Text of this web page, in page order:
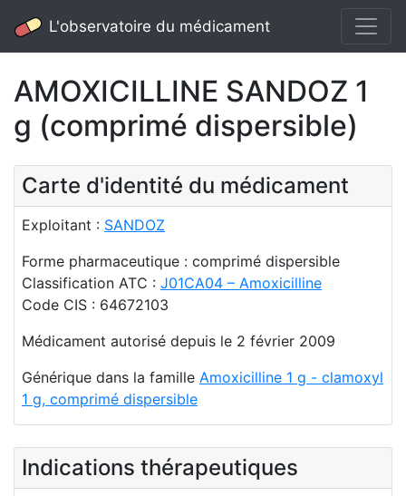
L'observatoire du médicament
AMOXICILLINE SANDOZ 1
g (comprimé dispersible)
Carte d'identité du médicament
Exploitant : SANDOZ
Forme pharmaceutique : comprimé dispersible
Classification ATC : J01CA04 – Amoxicilline
Code CIS : 64672103
Médicament autorisé depuis le 2 février 2009
Générique dans la famille Amoxicilline 1 g - clamoxyl
1 g, comprimé dispersible
Indications thérapeutiques